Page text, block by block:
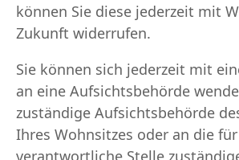
können Sie diese jederzeit mit
Zukunft widerrufen.
Sie können sich jederzeit mit
an eine Aufsichtsbehörde
zuständige Aufsichtsbehörde
Ihres Wohnsitzes oder an die
verantwortliche Stelle